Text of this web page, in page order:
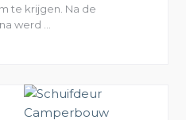
te krijgen. Na de
werd …